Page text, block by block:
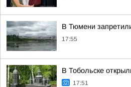
В Тюмени
17:55
В Тобольске
17:51